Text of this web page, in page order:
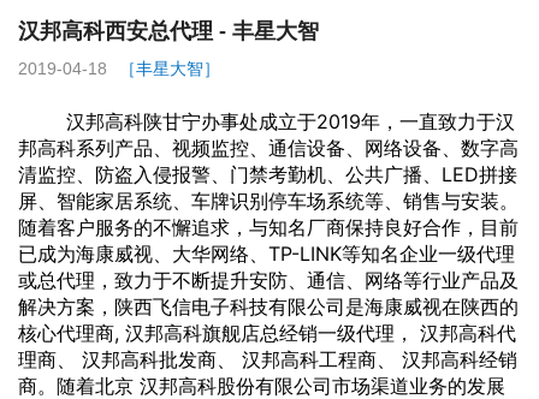
汉邦高科西安总代理 - 丰星大智
2019-04-18 ［丰星大智］
汉邦高科陕甘宁办事处成立于2019年，一直致力于汉
邦高科系列产品、视频监控、通信设备、网络设备、数字高
清监控、防盗入侵报警、门禁考勤机、公共广播、LED拼接
屏、智能家居系统、车牌识别停车场系统等、销售与安装。
随着客户服务的不懈追求，与知名厂商保持良好合作，目前
已成为海康威视、大华网络、TP-LINK等知名企业一级代理
或总代理，致力于不断提升安防、通信、网络等行业产品及
解决方案，陕西飞信电子科技有限公司是海康威视在陕西的
核心代理商, 汉邦高科旗舰店总经销一级代理， 汉邦高科代
理商、 汉邦高科批发商、 汉邦高科工程商、 汉邦高科经销
商。随着北京 汉邦高科股份有限公司市场渠道业务的发展